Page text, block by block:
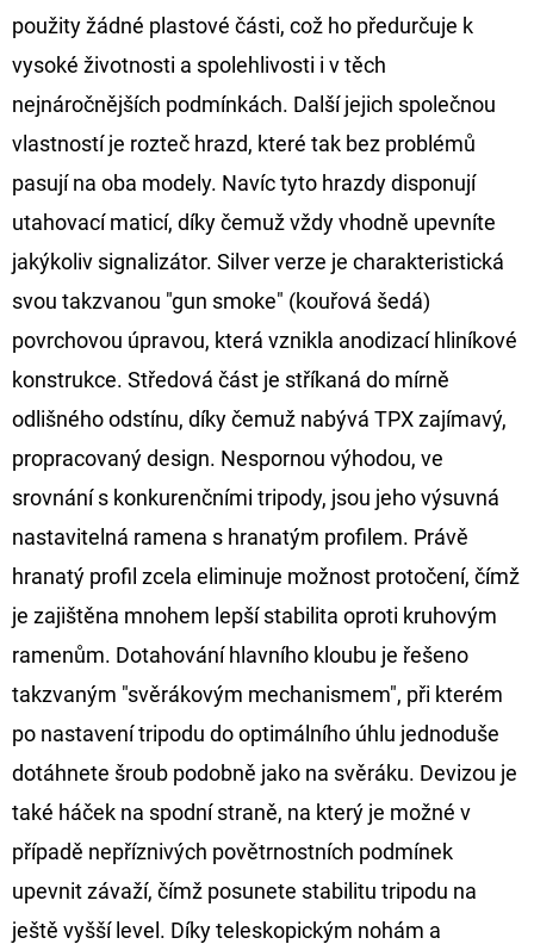
použity žádné plastové části, což ho předurčuje k
vysoké životnosti a spolehlivosti i v těch
nejnáročnějších podmínkách. Další jejich společnou
vlastností je rozteč hrazd, které tak bez problémů
pasují na oba modely. Navíc tyto hrazdy disponují
utahovací maticí, díky čemuž vždy vhodně upevníte
jakýkoliv signalizátor. Silver verze je charakteristická
svou takzvanou "gun smoke" (kouřová šedá)
povrchovou úpravou, která vznikla anodizací hliníkové
konstrukce. Středová část je stříkaná do mírně
odlišného odstínu, díky čemuž nabývá TPX zajímavý,
propracovaný design. Nespornou výhodou, ve
srovnání s konkurenčními tripody, jsou jeho výsuvná
nastavitelná ramena s hranatým profilem. Právě
hranatý profil zcela eliminuje možnost protočení, čímž
je zajištěna mnohem lepší stabilita oproti kruhovým
ramenům. Dotahování hlavního kloubu je řešeno
takzvaným "svěrákovým mechanismem", při kterém
po nastavení tripodu do optimálního úhlu jednoduše
dotáhnete šroub podobně jako na svěráku. Devizou je
také háček na spodní straně, na který je možné v
případě nepříznivých povětrnostních podmínek
upevnit závaží, čímž posunete stabilitu tripodu na
ještě vyšší level. Díky teleskopickým nohám a
Č
U
J
E
E
FOX
CARP
FLOAT
202
Původně:
Kč